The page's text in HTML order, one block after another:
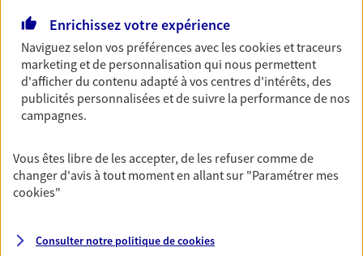
cohérent avec vos besoins
Vous aider à constituer une
épargne
objectifs ? Rien ne remplace les conseils d'un expert :
Assurance vie, PER, Livret… Faisons le point ensemble !
Vous protéger et protéger vos
Enrichissez votre expérience
Naviguez selon vos préférences avec lescookies et traceurs
marketing et de personnalisation qui nous permettent
d'afficher du contenu adapté à vos centres d'intérêts, des
publicités personnalisées et de suivre la performance de nos
campagnes.
Vous êtes libre de les accepter, de les refuser comme de
changer d'avis à tout moment en allant sur "Paramétrer mes
cookies"
Consulter notre politique decookies